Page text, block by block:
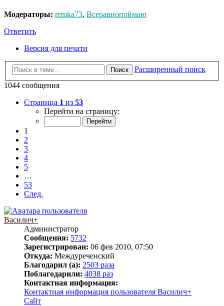
Модераторы: remka73, Всеравнопоймаю
Ответить
Версия для печати
Поиск
Расширенный поиск
1044 сообщения
Страница 1 из 53
Перейти на страницу:
1
2
3
4
5
…
53
След.
Василич+
Администратор
Сообщения: 5732
Зарегистрирован: 06 фев 2010, 07:50
Откуда: Междуреченский
Благодарил (а): 2503 раза
Поблагодарили: 4038 раз
Контактная информация:
Контактная информация пользователя Василич+
Сайт